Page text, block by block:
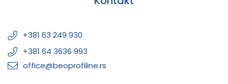
+381 63 249 930
+381 64 3636 993
office@beoprofiline.rs